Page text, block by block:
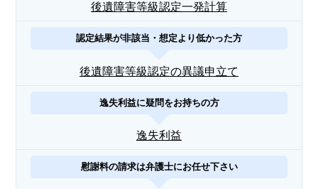
後遺障害等級認定一発計算
認定結果が非該当・想定より低かった方
後遺障害等級認定の異議申立て
逸失利益に疑問をお持ちの方
逸失利益
慰謝料の請求は弁護士にお任せ下さい